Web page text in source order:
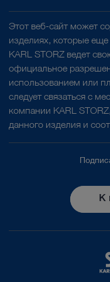
Этот веб-сайт может
изделиях, которые еще
KARL STORZ ведет
официальное
использованием или
следует связаться с
компании KARL
данного изделия и
К